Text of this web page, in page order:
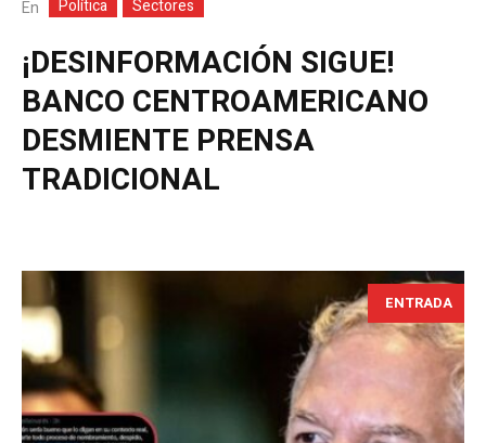
En
Política Sectores
¡DESINFORMACIÓN SIGUE!
BANCO CENTROAMERICANO
DESMIENTE PRENSA
TRADICIONAL
ENTRADA